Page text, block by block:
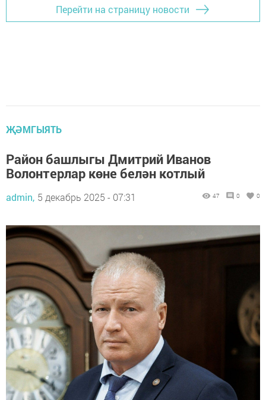
Перейти на страницу новости
ҖӘМГЫЯТЬ
Район башлыгы Дмитрий Иванов
Волонтерлар көне белән котлый
admin, 5 декабрь 2025 - 07:31 47 0 0